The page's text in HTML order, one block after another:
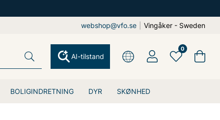
webshop@vfo.se Vingåker - Sweden
BOLIGINDRETNING DYR SKØNHED
AI-tilstand
0